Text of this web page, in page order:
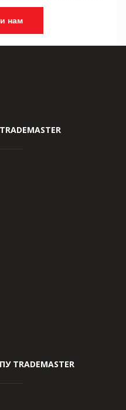
нам
TRADEMASTER